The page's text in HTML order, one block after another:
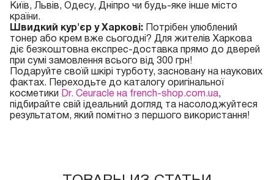
Київ, Львів, Одесу, Дніпро чи будь-яке інше місто
країни.
Швидкий кур'єр у Харкові: Потрібен улюблений
тонер або крем вже сьогодні? Для жителів Харкова
діє безкоштовна експрес-доставка прямо до дверей
при сумі замовлення всього від 300 грн!
Подаруйте своїй шкірі турботу, засновану на наукових
фактах. Переходьте до каталогу оригінальної
косметики
Dr. Ceuracle на french-shop.com.ua,
підбирайте свій ідеальний догляд та насолоджуйтеся
результатом, який помітно з першого використання!